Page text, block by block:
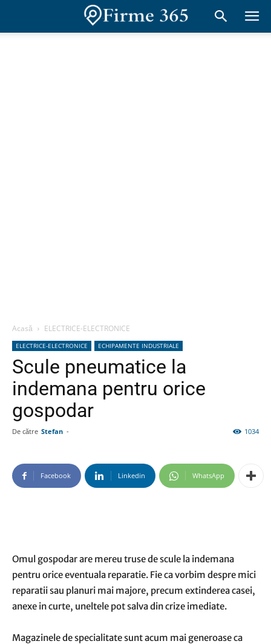
Acasă ELECTRICE-ELECTRONICE
ELECTRICE-ELECTRONICE ECHIPAMENTE INDUSTRIALE
Scule pneumatice la
indemana pentru orice
gospodar
De către Stefan - 1034
Facebook Linkedin WhatsApp
Omul gospodar are mereu truse de scule la indemana
pentru orice eventuala reparatie. Fie ca vorbim despre mici
reparatii sau planuri mai majore, precum extinderea casei,
anexe in curte, uneltele pot salva din crize imediate.
Magazinele de specialitate sunt acum mai generoase ca